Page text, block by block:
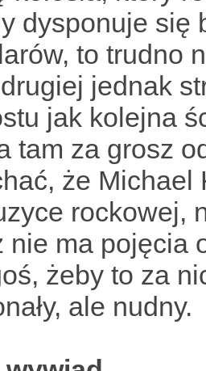
dysponuje się
to trudno
jednak
jak kolejna
tam za grosz
że
rockowej,
nie ma pojęcia
żeby to za
ale nudny.